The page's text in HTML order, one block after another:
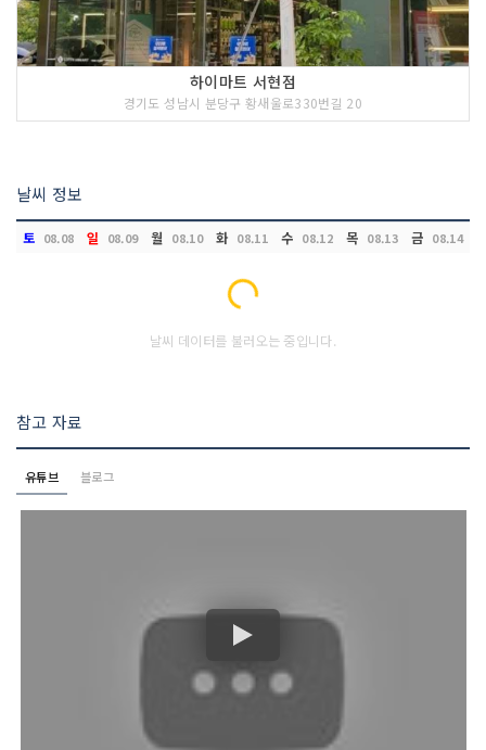
하이마트 서현점
경기도 성남시 분당구 황새울로330번길 20
날씨 정보
토 08.08 일 08.09 월 08.10 화 08.11 수 08.12 목 08.13 금 08.14
Loading...
날씨 데이터를 불러오는 중입니다.
참고 자료
유튜브 블로그